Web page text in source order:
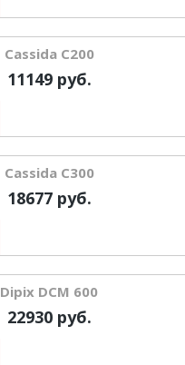
Cassida C200
11149 руб.
Cassida С300
18677 руб.
Dipix DCM 600
22930 руб.